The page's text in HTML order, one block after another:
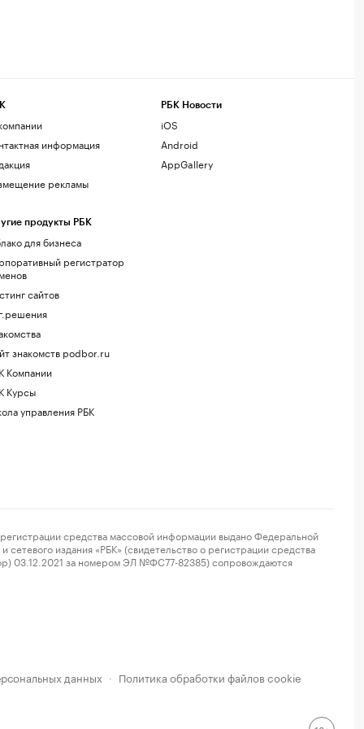
информация
рекламы
продукты РБК
для бизнеса
регистратор
сайтов
знакомств podbor.ru
Компании
Курсы
управления РБК
РБК Новости
iOS
Android
AppGallery
средства массовой информации выдано Федеральной
издания «РБК» (свидетельство о регистрации средства
03.12.2021 за номером ЭЛ №ФС77-82385) сопровождаются
данных · Политика обработки файлов cookie